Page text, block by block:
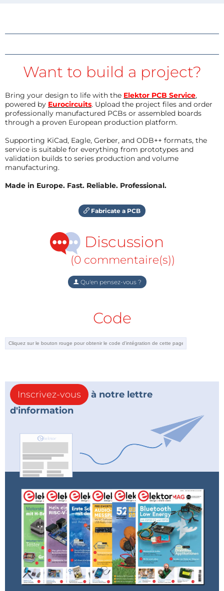
Want to build a project?
Bring your design to life with the Elektor PCB Service,
powered by Eurocircuits. Upload the project files and order
professionally manufactured PCBs or assembled boards
through a proven European production platform.
Supporting KiCad, Eagle, Gerber, and ODB++ formats, the
service is suitable for everything from prototypes and
validation builds to series production and volume
manufacturing.
Made in Europe. Fast. Reliable. Professional.
Fabricate a PCB
Discussion
(0 commentaire(s))
Qu'en pensez-vous ?
Code
Inscrivez-vous
à notre lettre
d'information